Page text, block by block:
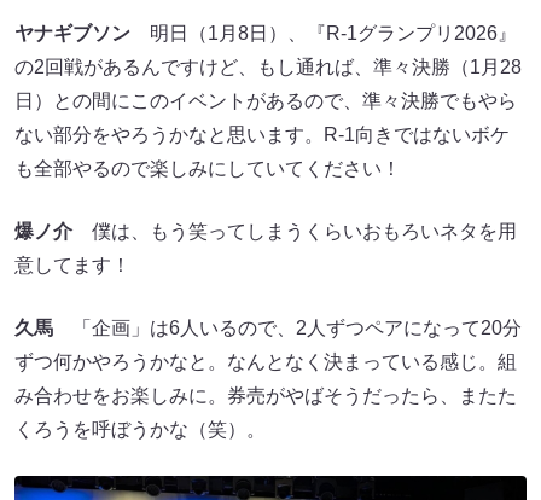
ヤナギブソン 明日（1月8日）、『R-1グランプリ2026』
の2回戦があるんですけど、もし通れば、準々決勝（1月28
日）との間にこのイベントがあるので、準々決勝でもやら
ない部分をやろうかなと思います。R-1向きではないボケ
も全部やるので楽しみにしていてください！
爆ノ介 僕は、もう笑ってしまうくらいおもろいネタを用
意してます！
久馬 「企画」は6人いるので、2人ずつペアになって20分
ずつ何かやろうかなと。なんとなく決まっている感じ。組
み合わせをお楽しみに。券売がやばそうだったら、またた
くろうを呼ぼうかな（笑）。